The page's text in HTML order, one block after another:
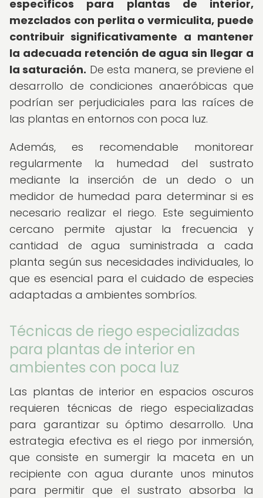
específicos para plantas de interior,
mezclados con perlita o vermiculita, puede
contribuir significativamente a mantener
la adecuada retención de agua sin llegar a
la saturación. De esta manera, se previene el
desarrollo de condiciones anaeróbicas que
podrían ser perjudiciales para las raíces de
las plantas en entornos con poca luz.
Además, es recomendable monitorear
regularmente la humedad del sustrato
mediante la inserción de un dedo o un
medidor de humedad para determinar si es
necesario realizar el riego. Este seguimiento
cercano permite ajustar la frecuencia y
cantidad de agua suministrada a cada
planta según sus necesidades individuales, lo
que es esencial para el cuidado de especies
adaptadas a ambientes sombríos.
Técnicas de riego especializadas
para plantas de interior en
ambientes con poca luz
Las plantas de interior en espacios oscuros
requieren técnicas de riego especializadas
para garantizar su óptimo desarrollo. Una
estrategia efectiva es el riego por inmersión,
que consiste en sumergir la maceta en un
recipiente con agua durante unos minutos
para permitir que el sustrato absorba la